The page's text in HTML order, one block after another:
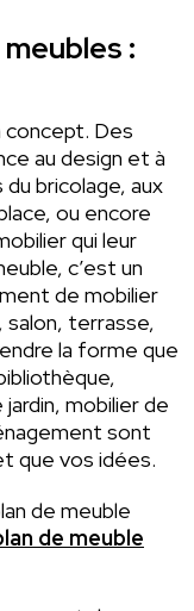
:
concept. Des
au design et à
bricolage, aux
ou encore
qui leur
c’est un
de mobilier
salon, terrasse,
la forme que
mobilier de
sont
que vos idées.
de meuble
de meuble